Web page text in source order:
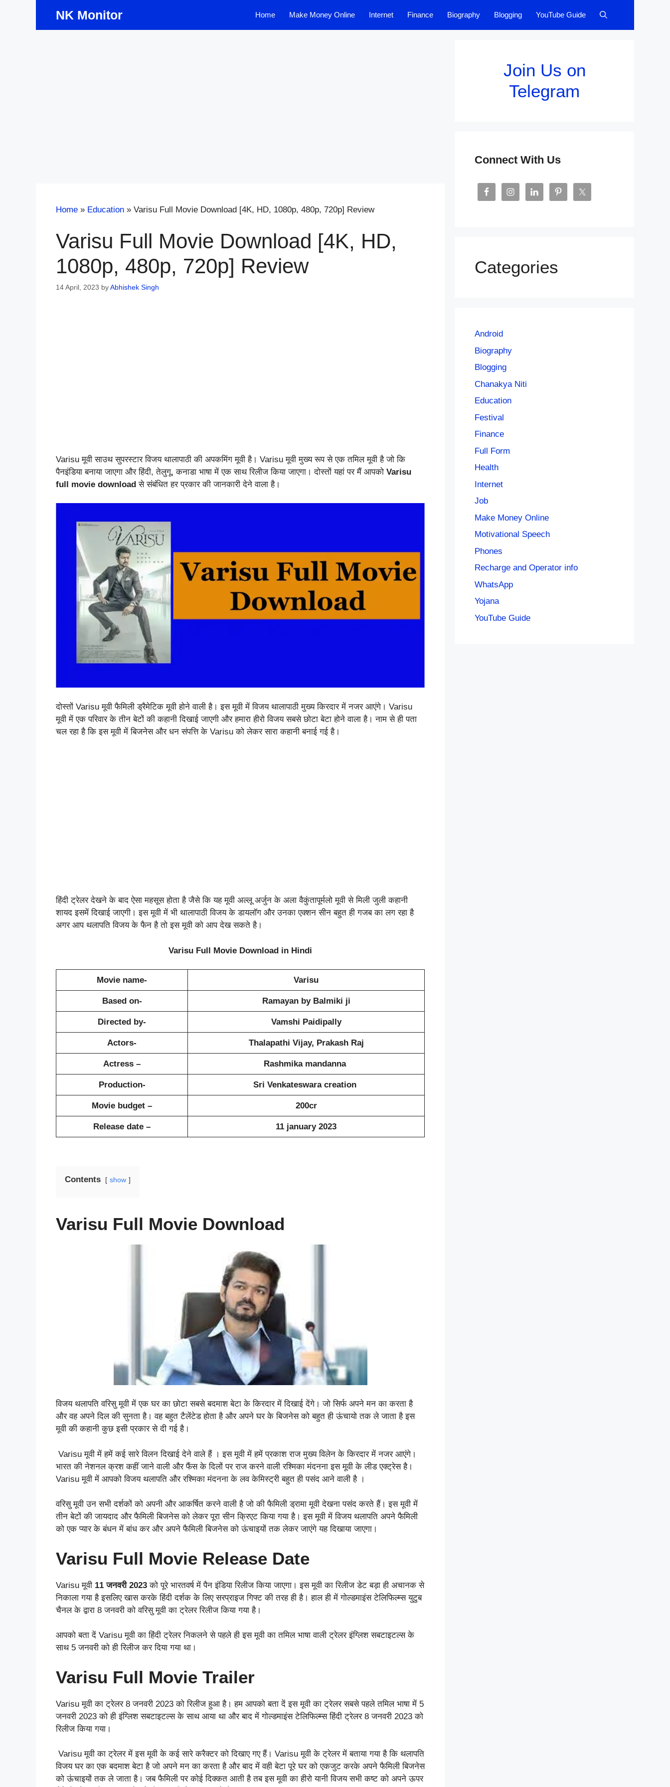
NK Monitor Home Make Money Online Internet Finance Biography Blogging YouTube Guide
Home » Education » Varisu Full Movie Download [4K, HD, 1080p, 480p, 720p] Review
Varisu Full Movie Download [4K, HD,
1080p, 480p, 720p] Review
14 April, 2023 byAbhishek Singh
Varisu मूवी साउथ सुपरस्टार विजय थालापाठी की अपकमिंग मूवी है। Varisu मूवी मुख्य रूप से एक तमिल मूवी है जो कि
पैनइंडिया बनाया जाएगा और हिंदी, तेलुगू, कनाडा भाषा में एक साथ रिलीज किया जाएगा। दोस्तों यहां पर मैं आपको Varisu
full movie download से संबंधित हर प्रकार की जानकारी देने वाला है।
दोस्तों Varisu मूवी फैमिली ड्रैमेटिक मूवी होने वाली है। इस मूवी में विजय थालापाठी मुख्य किरदार में नजर आएंगे। Varisu
मूवी में एक परिवार के तीन बेटों की कहानी दिखाई जाएगी और हमारा हीरो विजय सबसे छोटा बेटा होने वाला है। नाम से ही पता
चल रहा है कि इस मूवी में बिजनेस और धन संपत्ति के Varisu को लेकर सारा कहानी बनाई गई है।
हिंदी ट्रेलर देखने के बाद ऐसा महसूस होता है जैसे कि यह मूवी अल्लू अर्जुन के अला वैकुंतापूर्मलो मूवी से मिली जुली कहानी
शायद इसमें दिखाई जाएगी। इस मूवी में भी थालापाठी विजय के डायलॉग और उनका एक्शन सीन बहुत ही गजब का लग रहा है
अगर आप थलापति विजय के फैन है तो इस मूवी को आप देख सकते है।
Varisu Full Movie Download in Hindi
Movie name- Varisu
Based on- Ramayan by Balmiki ji
Directed by- Vamshi Paidipally
Actors- Thalapathi Vijay, Prakash Raj
Actress – Rashmika mandanna
Production- Sri Venkateswara creation
Movie budget – 200cr
Release date – 11 january 2023
Contents show
Varisu Full Movie Download
विजय थलापति वरिसु मूवी में एक घर का छोटा सबसे बदमाश बेटा के किरदार में दिखाई देंगे। जो सिर्फ अपने मन का करता है
और वह अपने दिल की सुनता है। वह बहुत टैलेंटेड होता है और अपने घर के बिजनेस को बहुत ही ऊंचायो तक ले जाता है इस
मूवी की कहानी कुछ इसी प्रकार से दी गई है।
Varisu मूवी में हमें कई सारे विलन दिखाई देने वाले हैं । इस मूवी में हमें प्रकाश राज मुख्य विलेन के किरदार में नजर आएंगे।
भारत की नेशनल क्रश कहीं जाने वाली और फैंस के दिलों पर राज करने वाली रश्मिका मंदनना इस मूवी के लीड एक्ट्रेस है।
Varisu मूवी में आपको विजय थलापति और रश्मिका मंदनना के लव केमिस्ट्री बहुत ही पसंद आने वाली है ।
वरिसु मूवी उन सभी दर्शकों को अपनी और आकर्षित करने वाली है जो की फैमिली ड्रामा मूवी देखना पसंद करते हैं। इस मूवी में
तीन बेटों की जायदाद और फैमिली बिजनेस को लेकर पूरा सीन क्रिएट किया गया है। इस मूवी में विजय थलापति अपने फैमिली
को एक प्यार के बंधन में बांध कर और अपने फैमिली बिजनेस को ऊंचाइयों तक लेकर जाएंगे यह दिखाया जाएगा।
Varisu Full Movie Release Date
Varisu मूवी 11 जनवरी 2023को पूरे भारतवर्ष में पैन इंडिया रिलीज किया जाएगा। इस मूवी का रिलीज डेट बड़ा ही अचानक से
निकाला गया है इसलिए खास करके हिंदी दर्शक के लिए सरप्राइज गिफ्ट की तरह ही है। हाल ही में गोल्डमाइंस टेलिफिल्म्स युटुब
चैनल के द्वारा 8 जनवरी को वरिसु मूवी का ट्रेलर रिलीज किया गया है।
आपको बता दें Varisu मूवी का हिंदी ट्रेलर निकलने से पहले ही इस मूवी का तमिल भाषा वाली ट्रेलर इंग्लिश सबटाइटल्स के
साथ 5 जनवरी को ही रिलीज कर दिया गया था।
Varisu Full Movie Trailer
Varisu मूवी का ट्रेलर 8 जनवरी 2023 को रिलीज हुआ है। हम आपको बता दें इस मूवी का ट्रेलर सबसे पहले तमिल भाषा में 5
जनवरी 2023 को ही इंग्लिश सबटाइटल्स के साथ आया था और बाद में गोल्डमाइंस टेलिफिल्म्स हिंदी ट्रेलर 8 जनवरी 2023 को
रिलीज किया गया।
Varisu मूवी का ट्रेलर में इस मूवी के कई सारे करैक्टर को दिखाए गए हैं। Varisu मूवी के ट्रेलर में बताया गया है कि थलापति
विजय घर का एक बदमाश बेटा है जो अपने मन का करता है और बाद में वही बेटा पूरे घर को एकजुट करके अपने फैमिली बिजनेस
को ऊंचाइयों तक ले जाता है। जब फैमिली पर कोई दिक्कत आती है तब इस मूवी का हीरो यानी विजय सभी कष्ट को अपने ऊपर
Join Us on
Telegram
Connect With Us
Categories
Android
Biography
Blogging
Chanakya Niti
Education
Festival
Finance
Full Form
Health
Internet
Job
Make Money Online
Motivational Speech
Phones
Recharge and Operator info
WhatsApp
Yojana
YouTube Guide